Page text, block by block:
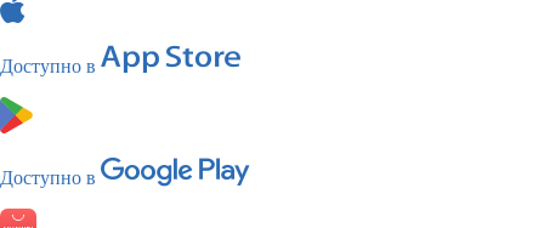
Доступно в
Доступно в